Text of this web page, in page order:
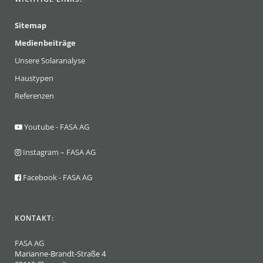
Sitemap
Medienbeiträge
Unsere Solaranalyse
Haustypen
Referenzen
Youtube - FASA AG
Instagram – FASA AG
Facebook - FASA AG
KONTAKT:
FASA AG
Marianne-Brandt-Straße 4